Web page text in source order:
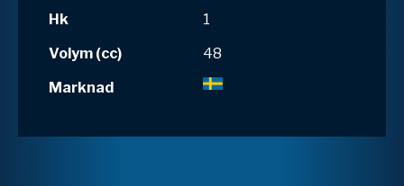
Hk
1
Volym (cc)
48
Marknad